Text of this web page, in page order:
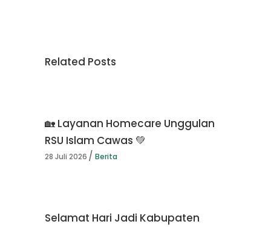
Related Posts
🏡 Layanan Homecare Unggulan
RSU Islam Cawas 💚
28 Juli 2026 Berita
Selamat Hari Jadi Kabupaten